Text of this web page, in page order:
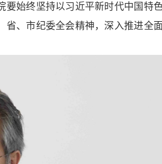
始终坚持以习近平新时代中国特
、市纪委全会精神，深入推进全